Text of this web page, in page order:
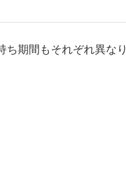
ち期間もそれぞれ異なり